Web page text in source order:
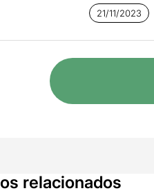
21/11/2023
relacionados